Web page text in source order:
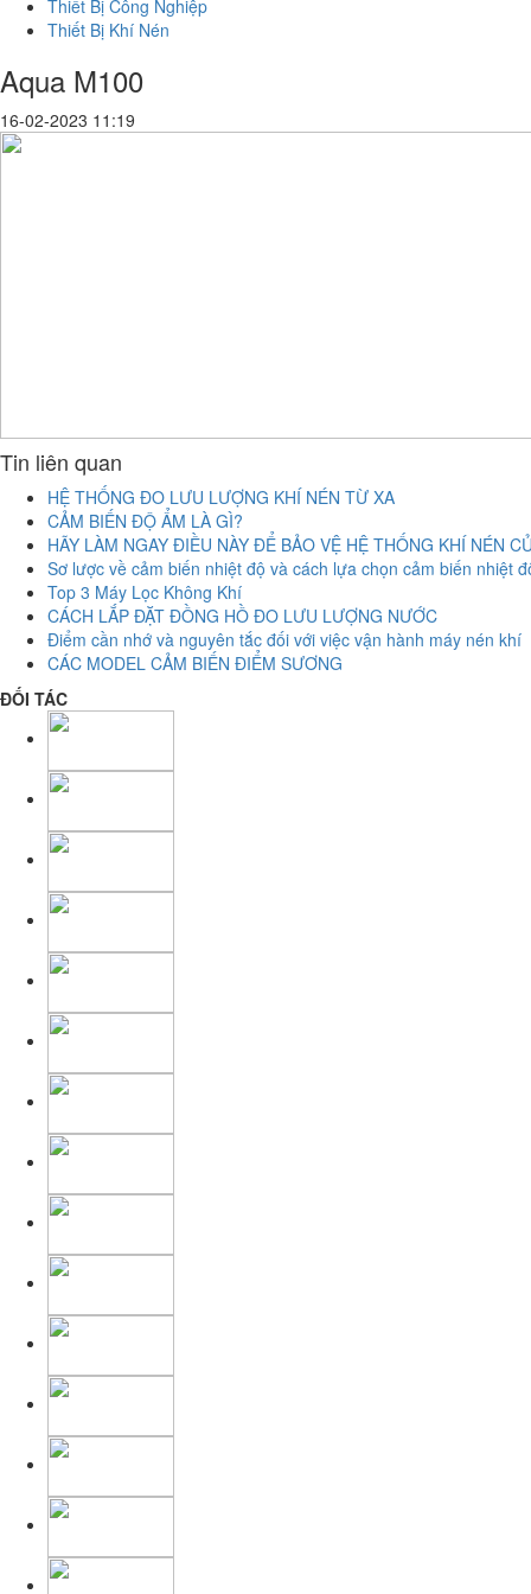
Thiết Bị Công Nghiệp
Thiết Bị Khí Nén
Aqua M100
16-02-2023 11:19
Tin liên quan
HỆ THỐNG ĐO LƯU LƯỢNG KHÍ NÉN TỪ XA
CẢM BIẾN ĐỘ ẨM LÀ GÌ?
HÃY LÀM NGAY ĐIỀU NÀY ĐỂ BẢO VỆ HỆ THỐNG KHÍ NÉN
Sơ lược về cảm biến nhiệt độ và cách lựa chọn cảm biến nhiệt
Top 3 Máy Lọc Không Khí
CÁCH LẮP ĐẶT ĐỒNG HỒ ĐO LƯU LƯỢNG NƯỚC
Điểm cần nhớ và nguyên tắc đối với việc vận hành máy nén khí
CÁC MODEL CẢM BIẾN ĐIỂM SƯƠNG
ĐỐI TÁC